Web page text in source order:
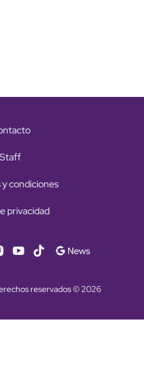
Staff
condiciones
privacidad
reservados © 2026